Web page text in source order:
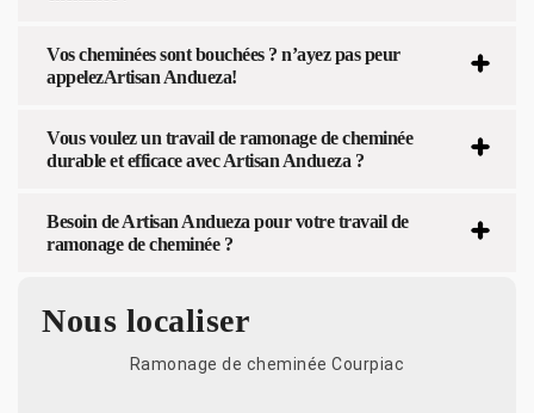
Vos cheminées sont bouchées ? n’ayez pas peur
appelezArtisan Andueza!
Vous voulez un travail de ramonage de cheminée
durable et efficace avec Artisan Andueza ?
Besoin de Artisan Andueza pour votre travail de
ramonage de cheminée ?
Nous localiser
Ramonage de cheminée Courpiac